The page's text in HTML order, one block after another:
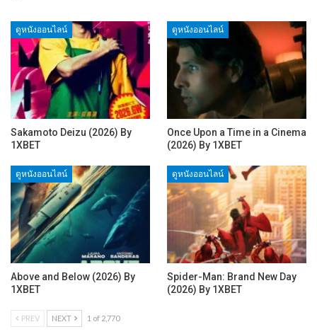
ดูหนังออนไลน์
Sakamoto Deizu (2026) By
1XBET
ดูหนังออนไลน์
Once Upon a Time in a Cinema
(2026) By 1XBET
ดูหนังออนไลน์
Above and Below (2026) By
1XBET
ดูหนังออนไลน์
Spider-Man: Brand New Day
(2026) By 1XBET
PREV NEXT 1 of 2,770